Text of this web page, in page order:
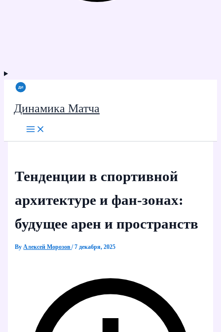
Динамика Матча
Тенденции в спортивной
архитектуре и фан-зонах:
будущее арен и пространств
ByАлексей Морозов/7 декабря, 2025